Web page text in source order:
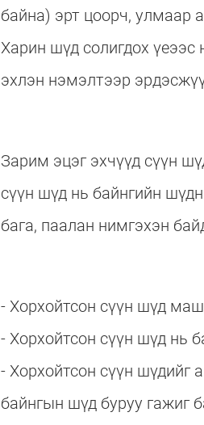
байна) эрт цоорч, улмаар
Харин шүд солигдох үеээс
эхлэн нэмэлтээр
Зарим эцэг эхчүүд сүүн
сүүн шүд нь байнгийн
бага, паалан нимгэхэн
- Хорхойтсон сүүн шүд
- Хорхойтсон сүүн шүд нь
- Хорхойтсон сүүн шүдийг
байнгын шүд буруу гажиг